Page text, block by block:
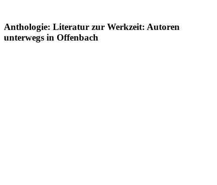
Anthologie: Literatur zur Werkzeit: Autoren
unterwegs in Offenbach